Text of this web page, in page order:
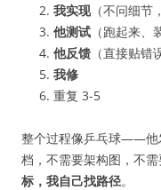
我实现（不问细节
他测试 （跑起来、
他反馈 （直接贴错
我修
重复 3-5
整个过程像乒乓球——他
档，不需要架构图，不
标，我自己找路径。